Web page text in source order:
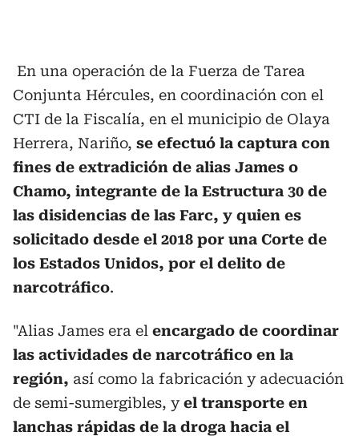
En una operación de la Fuerza de Tarea
Conjunta Hércules, en coordinación con el
CTI de la Fiscalía, en el municipio de Olaya
Herrera, Nariño, se efectuó la captura con
fines de extradición de alias James o
Chamo, integrante de la Estructura 30 de
las disidencias de las Farc, y quien es
solicitado desde el 2018 por una Corte de
los Estados Unidos, por el delito de
narcotráfico.
"Alias James era el encargado de coordinar
las actividades de narcotráfico en la
región, así como la fabricación y adecuación
de semi-sumergibles, yel transporte en
lanchas rápidas de la droga hacia el